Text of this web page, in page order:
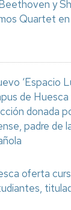
y
Quartet
‘Espacio
de Huesca
donada
padre de
oferta